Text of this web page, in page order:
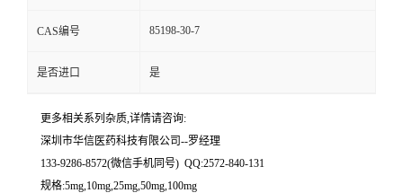
CAS编号 85198-30-7
是否进口 是
更多相关系列杂质,详情请咨询:
深圳市华信医药科技有限公司--罗经理
133-9286-8572(微信手机同号) QQ:2572-840-131
规格:5mg,10mg,25mg,50mg,100mg